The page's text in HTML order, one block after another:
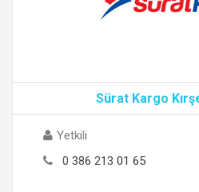
Sürat Kargo
Yetkili
0 386 213 01 65